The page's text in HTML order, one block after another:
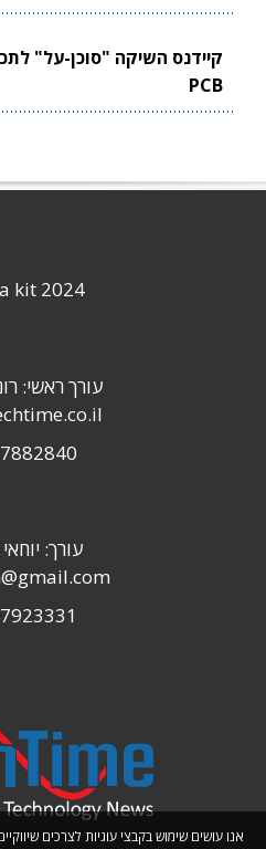
קיידנס השיקה "סוכן-על"
PCB
אנו עושים שימוש בקבצי עוגיות לצרכים
kit 2024
עורך ראשי:
עורך: